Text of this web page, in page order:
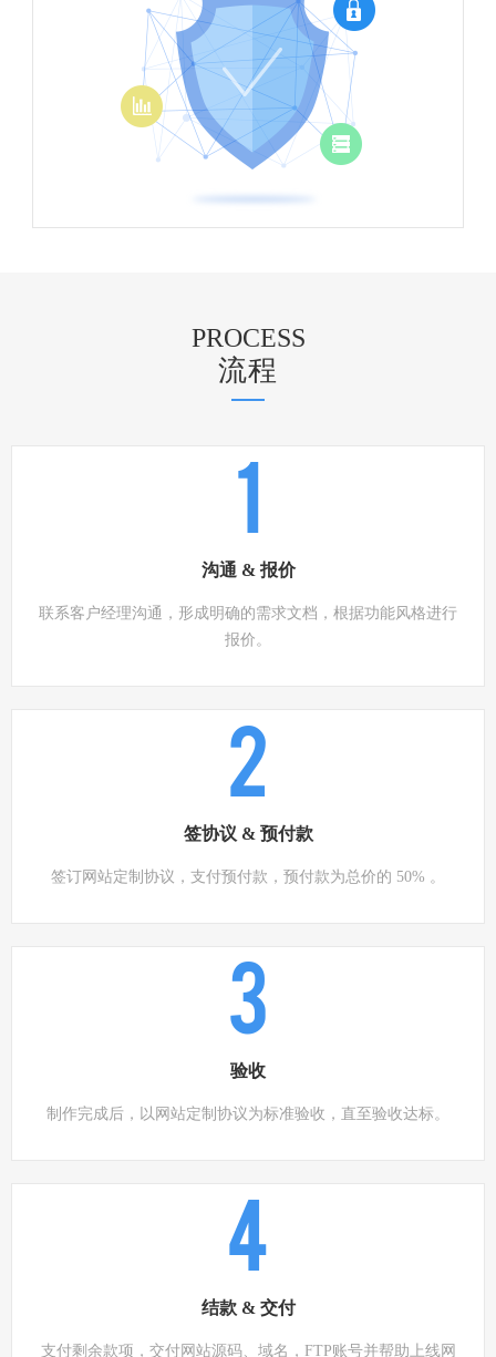
PROCESS
流程
沟通 & 报价
联系客户经理沟通，形成明确的需求文档，根据功能风格进行
报价。
2
签协议 & 预付款
签订网站定制协议，支付预付款，预付款为总价的 50% 。
3
验收
制作完成后，以网站定制协议为标准验收，直至验收达标。
4
结款 & 交付
支付剩余款项，交付网站源码、域名，FTP账号并帮助上线网